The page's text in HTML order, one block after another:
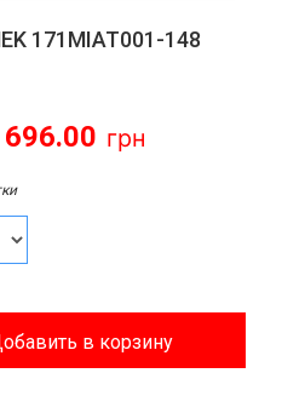
171MIAT001-148
696.00
в корзину